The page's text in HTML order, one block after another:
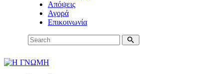
Απόψεις
Αγορά
Επικοινωνία